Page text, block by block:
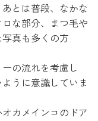
とは普段、なかな
な部分、まつ毛や
真も多くの方
の流れを考慮し
うに意識していま
カメインコのドア